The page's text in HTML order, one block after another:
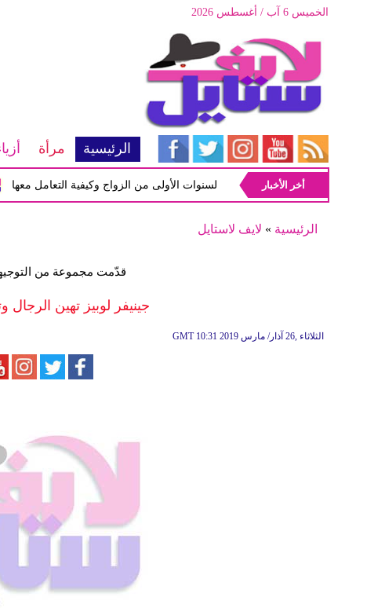
الخميس 6 آب / أغسطس 2026
الرئيسية مرأة
أبرز المشاكل شيوعاً في السنوات الأولى من الزواج وكيفية التعامل معها
أخر الأخبار
الرئيسية » لايف لاستايل
قدّمت مجموعة من
جينيفر لوبيز تهين الرجال
GMT 10:31 2019 الثلاثاء ,26 آذار/ مارس